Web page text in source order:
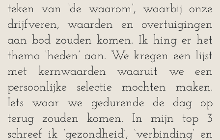
teken van ‘de waarom’, waarbij onze
drijfveren, waarden en overtuigingen
aan bod zouden komen. Ik hing er het
thema ‘heden’ aan. We kregen een lijst
met kernwaarden waaruit we een
persoonlijke selectie mochten maken.
Iets waar we gedurende de dag op
terug zouden komen. In mijn top 3
schreef ik ‘gezondheid’, ‘verbinding’ en